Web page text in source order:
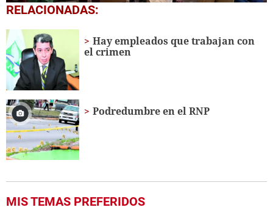
0
seconds
1
minute,
17
seconds
RELACIONADAS:
Hay empleados que trabajan con
el crimen
Podredumbre en el RNP
MIS TEMAS PREFERIDOS